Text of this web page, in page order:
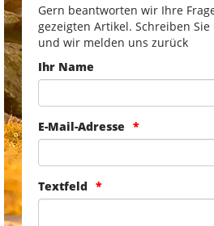
Gern beantworten wir Ihre
gezeigten Artikel. Schreiben
und wir melden uns zurück
Ihr Name
E-Mail-Adresse
Textfeld